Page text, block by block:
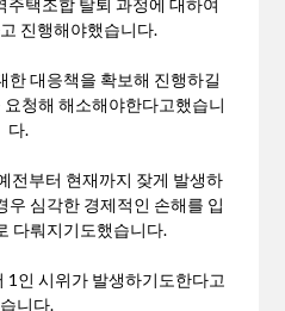
진행해야했습니다.
한 대응책을 확보해 진행하길
청해 해소해야한다고했습니
다.
전부터 현재까지 잦게 발생하
우 심각한 경제적인 손해를 입
다뤄지기도했습니다.
1인 시위가 발생하기도한다고
니다.